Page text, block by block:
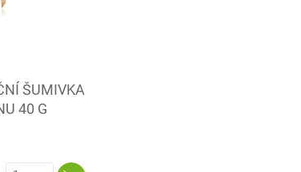
ŠUMIVKA
40 G